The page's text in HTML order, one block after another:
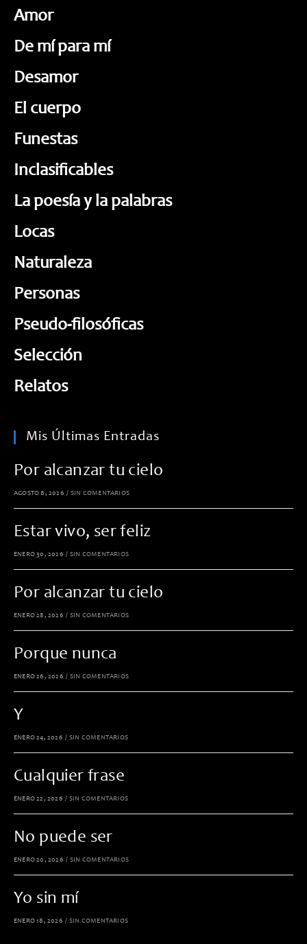
Amor
De mí para mí
Desamor
El cuerpo
Funestas
Inclasificables
La poesía y la palabras
Locas
Naturaleza
Personas
Pseudo-filosóficas
Selección
Relatos
Mis Últimas Entradas
Por alcanzar tu cielo
AGOSTO 8, 2026 / SIN COMENTARIOS
Estar vivo, ser feliz
ENERO 30, 2026 / SIN COMENTARIOS
Por alcanzar tu cielo
ENERO 28, 2026 / SIN COMENTARIOS
Porque nunca
ENERO 26, 2026 / SIN COMENTARIOS
Y
ENERO 24, 2026 / SIN COMENTARIOS
Cualquier frase
ENERO 22, 2026 / SIN COMENTARIOS
No puede ser
ENERO 20, 2026 / SIN COMENTARIOS
Yo sin mí
ENERO 18, 2026 / SIN COMENTARIOS